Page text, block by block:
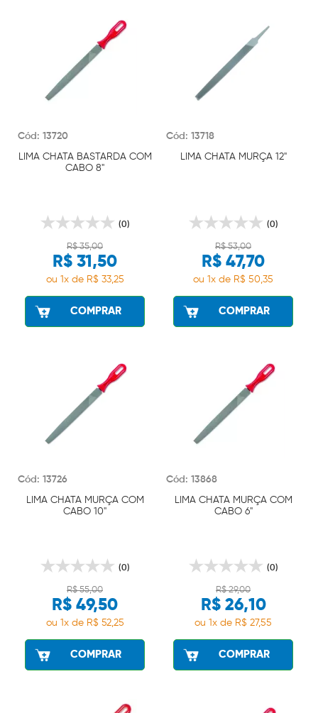
Cód: 13720
LIMA CHATA BASTARDA COM
CABO 8"
(0)
R$ 35,00
R$ 31,50
ou 1x de R$ 33,25
COMPRAR
Cód: 13718
LIMA CHATA MURÇA 12"
(0)
R$ 53,00
R$ 47,70
ou 1x de R$ 50,35
COMPRAR
Cód: 13726
LIMA CHATA MURÇA COM
CABO 10"
(0)
R$ 55,00
R$ 49,50
ou 1x de R$ 52,25
COMPRAR
Cód: 13868
LIMA CHATA MURÇA COM
CABO 6"
(0)
R$ 29,00
R$ 26,10
ou 1x de R$ 27,55
COMPRAR